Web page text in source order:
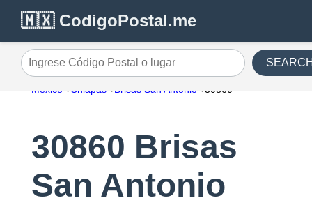
🇲🇽 CodigoPostal.me
Ingrese Código Postal o lugar
México Chiapas Brisas San Antonio 30860
30860 Brisas
San Antonio